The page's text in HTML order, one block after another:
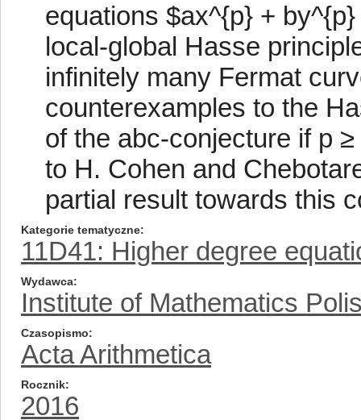
equations $ax^{p} +
local-global Hasse
infinitely many Fermat
counterexamples to the
of the abc-conjecture if p
to H. Cohen and
partial result towards this
Kategorie tematyczne
11D41: Higher degree
Wydawca
Institute of Mathematics
Czasopismo
Acta Arithmetica
Rocznik
2016